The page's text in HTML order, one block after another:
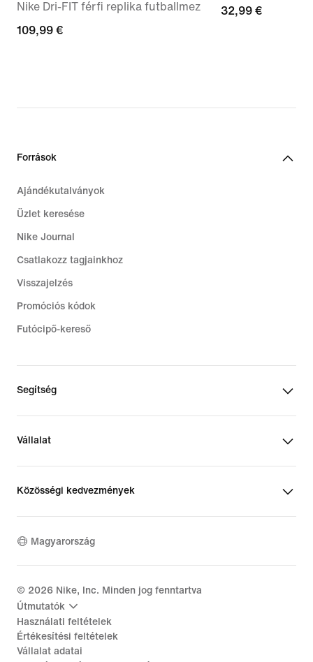
Nike Dri-FIT férfi replika futballmez
109,99
109,99 €
32,99
32,99 €
Források
Ajándékutalványok
Üzlet keresése
Nike Journal
Csatlakozz tagjainkhoz
Visszajelzés
Promóciós kódok
Futócipő-kereső
Segítség
Vállalat
Közösségi kedvezmények
Magyarország
© 2026 Nike, Inc. Minden jog fenntartva
Útmutatók
Használati feltételek
Értékesítési feltételek
Vállalat adatai